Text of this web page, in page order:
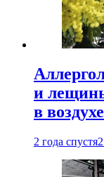
и
в
2 года спустя